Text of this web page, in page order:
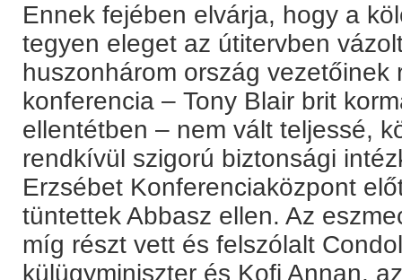
Ennek fejében elvárja, hogy a
tegyen eleget az útitervben
huszonhárom ország vezetőinek
konferencia – Tony Blair brit
ellentétben – nem vált teljessé,
rendkívül szigorú biztonsági
Erzsébet Konferenciaközpont
tüntettek Abbasz ellen. Az
míg részt vett és felszólalt
külügyminiszter és Kofi Annan,